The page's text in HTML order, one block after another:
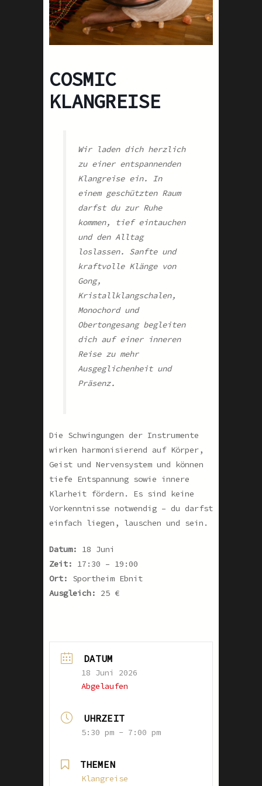
COSMIC
KLANGREISE
Wir laden dich herzlich
zu einer entspannenden
Klangreise ein. In
einem geschützten Raum
darfst du zur Ruhe
kommen, tief eintauchen
und den Alltag
loslassen. Sanfte und
kraftvolle Klänge von
Gong,
Kristallklangschalen,
Monochord und
Obertongesang begleiten
dich auf einer inneren
Reise zu mehr
Ausgeglichenheit und
Präsenz.
Die Schwingungen der Instrumente
wirken harmonisierend auf Körper,
Geist und Nervensystem und können
tiefe Entspannung sowie innere
Klarheit fördern. Es sind keine
Vorkenntnisse notwendig – du darfst
einfach liegen, lauschen und sein.
Datum:
18 Juni
Zeit:
17:30 – 19:00
Ort:
Sportheim Ebnit
Ausgleich:
25 €
DATUM
18 Juni 2026
Abgelaufen
UHRZEIT
5:30 pm - 7:00 pm
THEMEN
Klangreise